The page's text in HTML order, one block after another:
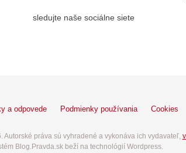
sledujte naše sociálne siete
a odpovede Podmienky používania Cookies
Autorské práva sú vyhradené a vykonáva ich vydavateľ,
Blog.Pravda.sk beží na technológií Wordpress.